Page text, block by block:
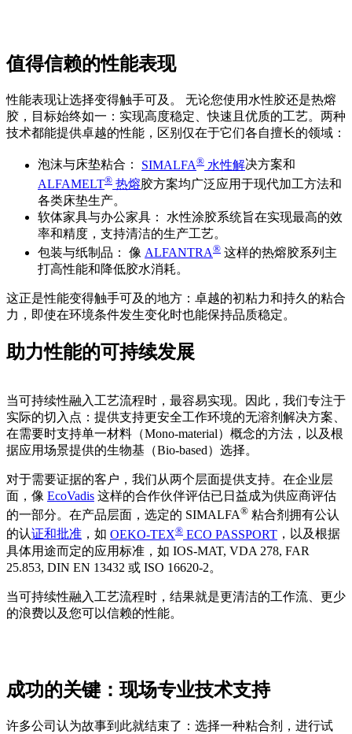
值得信赖的性能表现
性能表现让选择变得触手可及。 无论您使用水性胶还是热熔
胶，目标始终如一：实现高度稳定、快速且优质的工艺。两种
技术都能提供卓越的性能，区别仅在于它们各自擅长的领域：
泡沫与床垫粘合： SIMALFA® 水性解决方案和
ALFAMELT® 热熔胶方案均广泛应用于现代加工方法和
各类床垫生产。
软体家具与办公家具： 水性涂胶系统旨在实现最高的效
率和精度，支持清洁的生产工艺。
包装与纸制品： 像 ALFANTRA® 这样的热熔胶系列主
打高性能和降低胶水消耗。
这正是性能变得触手可及的地方：卓越的初粘力和持久的粘合
力，即使在环境条件发生变化时也能保持品质稳定。
助力性能的可持续发展
当可持续性融入工艺流程时，最容易实现。因此，我们专注于
实际的切入点：提供支持更安全工作环境的无溶剂解决方案、
在需要时支持单一材料（Mono-material）概念的方法，以及根
据应用场景提供的生物基（Bio-based）选择。
对于需要证据的客户，我们从两个层面提供支持。在企业层
面，像 EcoVadis 这样的合作伙伴评估已日益成为供应商评估
的一部分。在产品层面，选定的 SIMALFA® 粘合剂拥有公认
的认证和批准 ，如 OEKO-TEX® ECO PASSPORT ，以及根据
具体用途而定的应用标准，如 IOS-MAT, VDA 278, FAR
25.853, DIN EN 13432 或 ISO 16620-2。
当可持续性融入工艺流程时，结果就是更清洁的工作流、更少
的浪费以及您可以信赖的性能。
成功的关键：现场专业技术支持
许多公司认为故事到此就结束了：选择一种粘合剂，进行试